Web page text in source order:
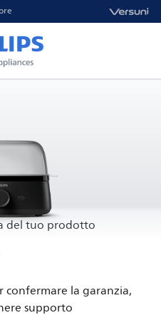
del tuo prodotto
la garanzia,
supporto